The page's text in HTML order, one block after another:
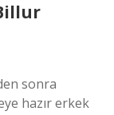
sonra
hazır erkek